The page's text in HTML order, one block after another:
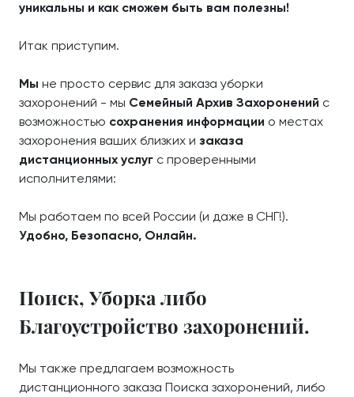
уникальны и как сможем быть вам полезны!
Итак приступим.
Мы не просто сервис для заказа уборки
захоронений - мы Семейный Архив Захоронений с
возможностью сохранения информации о местах
захоронения ваших близких и заказа
дистанционных услуг с проверенными
исполнителями:
Мы работаем по всей России (и даже в СНГ!).
Удобно, Безопасно, Онлайн.
Поиск, Уборка либо
Благоустройство захоронений.
Мы также предлагаем возможность
дистанционного заказа Поиска захоронений, либо